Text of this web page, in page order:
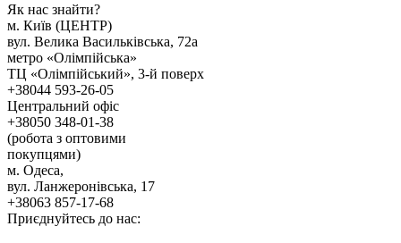
Як наc знайти?
м. Киïв (ЦЕНТР)
вул. Велика Васильківська, 72а
метро «Олімпійська»
ТЦ «Олімпійський», 3-й поверх
+38044 593-26-05
Центральний офіс
+38050 348-01-38
(робота з оптовими
покупцями)
м. Одеса,
вул. Ланжеронівська, 17
+38063 857-17-68
Приєднуйтесь до нас: